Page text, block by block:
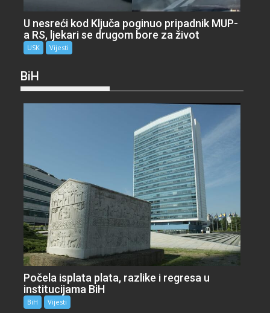
U nesreći kod Ključa poginuo pripadnik MUP-
a RS, ljekari se drugom bore za život
USK Vijesti
BiH
Počela isplata plata, razlike i regresa u
institucijama BiH
BiH Vijesti